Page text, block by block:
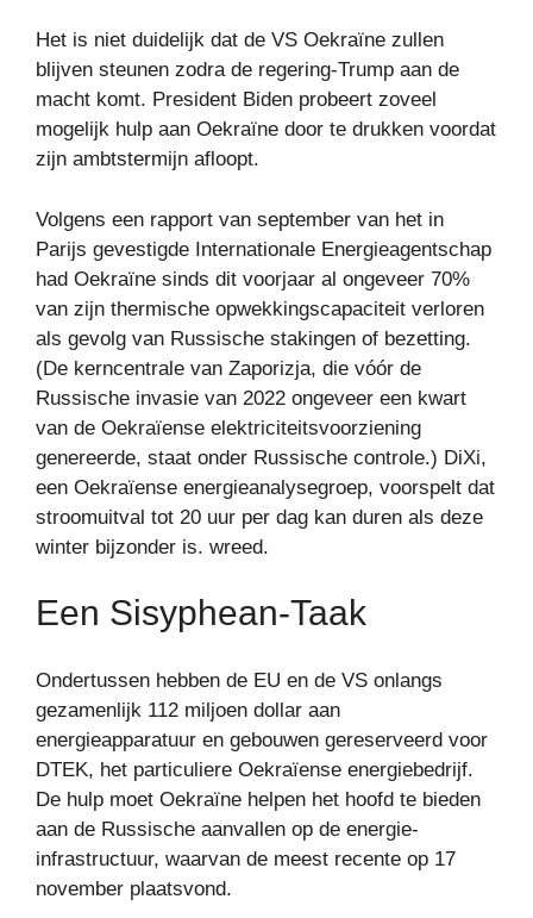
Het is niet duidelijk dat de VS Oekraïne zullen
blijven steunen zodra de regering-Trump aan de
macht komt. President Biden probeert zoveel
mogelijk hulp aan Oekraïne door te drukken voordat
zijn ambtstermijn afloopt.
Volgens een rapport van september van het in
Parijs gevestigde Internationale Energieagentschap
had Oekraïne sinds dit voorjaar al ongeveer 70%
van zijn thermische opwekkingscapaciteit verloren
als gevolg van Russische stakingen of bezetting.
(De kerncentrale van Zaporizja, die vóór de
Russische invasie van 2022 ongeveer een kwart
van de Oekraïense elektriciteitsvoorziening
genereerde, staat onder Russische controle.) DiXi,
een Oekraïense energieanalysegroep, voorspelt dat
stroomuitval tot 20 uur per dag kan duren als deze
winter bijzonder is. wreed.
Een Sisyphean-Taak
Ondertussen hebben de EU en de VS onlangs
gezamenlijk 112 miljoen dollar aan
energieapparatuur en gebouwen gereserveerd voor
DTEK, het particuliere Oekraïense energiebedrijf.
De hulp moet Oekraïne helpen het hoofd te bieden
aan de Russische aanvallen op de energie-
infrastructuur, waarvan de meest recente op 17
november plaatsvond.